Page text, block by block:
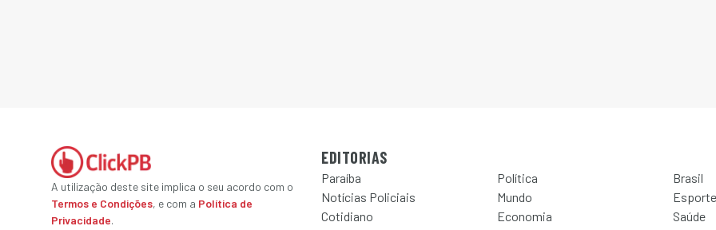
A utilização deste site implica o seu acordo com o
Termos e Condições, e com a Política de
Privacidade.
EDITORIAS
Paraíba Política
Brasil
Notícias Policiais
Mundo
Esporte
Cotidiano
Economia
Saúde